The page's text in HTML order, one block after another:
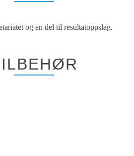
og en del til resultatoppslag.